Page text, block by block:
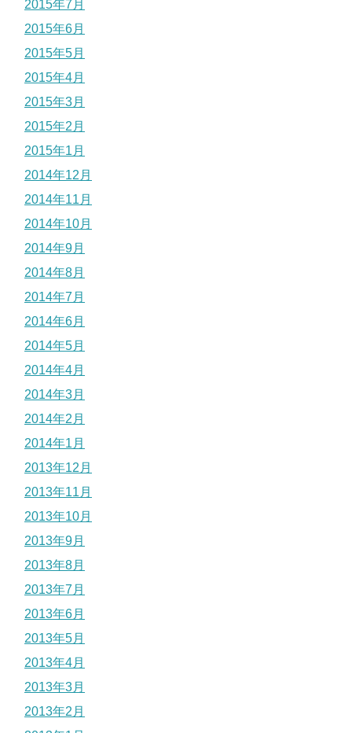
2015年7月
2015年6月
2015年5月
2015年4月
2015年3月
2015年2月
2015年1月
2014年12月
2014年11月
2014年10月
2014年9月
2014年8月
2014年7月
2014年6月
2014年5月
2014年4月
2014年3月
2014年2月
2014年1月
2013年12月
2013年11月
2013年10月
2013年9月
2013年8月
2013年7月
2013年6月
2013年5月
2013年4月
2013年3月
2013年2月